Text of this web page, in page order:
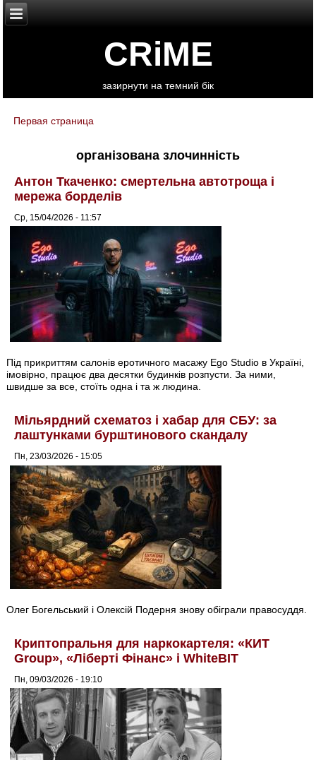
CRiME
зазирнути на темний бік
You are here
Первая страница
організована злочинність
Антон Ткаченко: смертельна автотроща і
мережа борделів
Ср, 15/04/2026 - 11:57
Під прикриттям салонів еротичного масажу Ego Studio в Україні,
імовірно, працює два десятки будинків розпусти. За ними,
швидше за все, стоїть одна і та ж людина.
Мільярдний схематоз і хабар для СБУ: за
лаштунками бурштинового скандалу
Пн, 23/03/2026 - 15:05
Олег Богельський і Олексій Подерня знову обіграли правосуддя.
Криптопральня для наркокартеля: «КИТ
Group», «Ліберті Фінанс» і WhiteBIT
Пн, 09/03/2026 - 19:10